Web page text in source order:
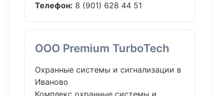
Телефон: 8 (901) 628 44 51
ООО Premium TurboTech
Охранные системы и сигнализации в
Иваново
Комплекс охранные системы и